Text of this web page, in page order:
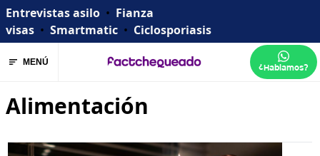
Entrevistas asilo • Fianza
visas • Smartmatic • Ciclosporiasis
MENÚ ¿Hablamos?
Alimentación